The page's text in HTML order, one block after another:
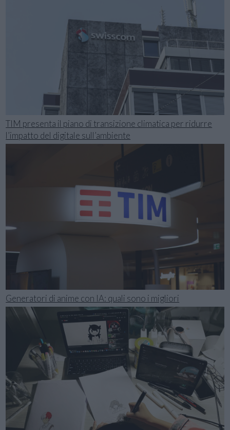
TIM presenta il piano di transizione climatica per ridurre
l’impatto del digitale sull’ambiente
Generatori di anime con IA: quali sono i migliori